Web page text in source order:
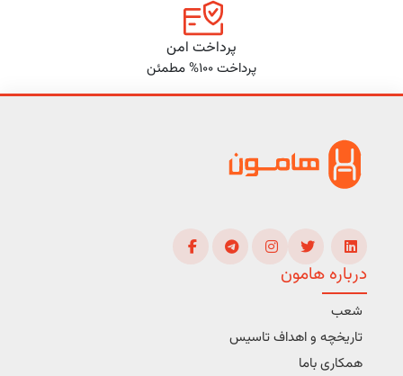
پرداخت امن
پرداخت 100% مطمئن
درباره هامون
شعب
تاریخچه و اهداف تاسیس
همکاری باما